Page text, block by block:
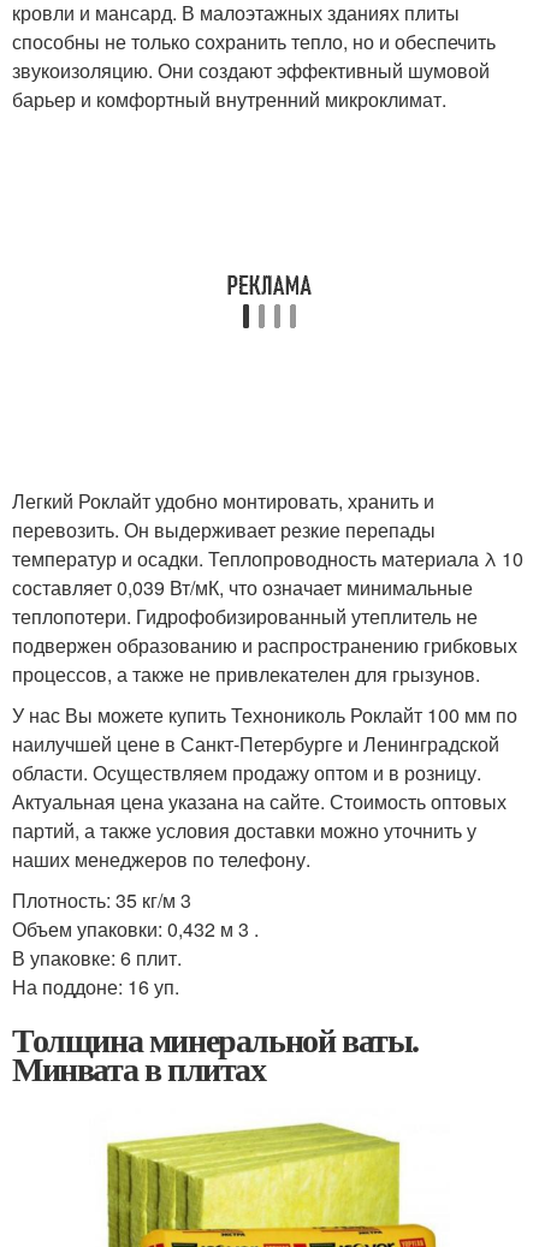
кровли и мансард. В малоэтажных зданиях плиты
способны не только сохранить тепло, но и обеспечить
звукоизоляцию. Они создают эффективный шумовой
барьер и комфортный внутренний микроклимат.
Легкий Роклайт удобно монтировать, хранить и
перевозить. Он выдерживает резкие перепады
температур и осадки. Теплопроводность материала λ 10
составляет 0,039 Вт/мК, что означает минимальные
теплопотери. Гидрофобизированный утеплитель не
подвержен образованию и распространению грибковых
процессов, а также не привлекателен для грызунов.
У нас Вы можете купить Технониколь Роклайт 100 мм по
наилучшей цене в Санкт-Петербурге и Ленинградской
области. Осуществляем продажу оптом и в розницу.
Актуальная цена указана на сайте. Стоимость оптовых
партий, а также условия доставки можно уточнить у
наших менеджеров по телефону.
Плотность: 35 кг/м 3
Объем упаковки: 0,432 м 3 .
В упаковке: 6 плит.
На поддоне: 16 уп.
Толщина минеральной ваты.
Минвата в плитах